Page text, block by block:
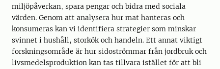
miljöpåverkan, spara pengar och bidra med sociala
värden. Genom att analysera hur mat hanteras och
konsumeras kan vi identifiera strategier som minskar
svinnet i hushåll, storkök och handeln. Ett annat viktigt
forskningsområde är hur sidoströmmar från jordbruk och
livsmedelsproduktion kan tas tillvara istället för att bli